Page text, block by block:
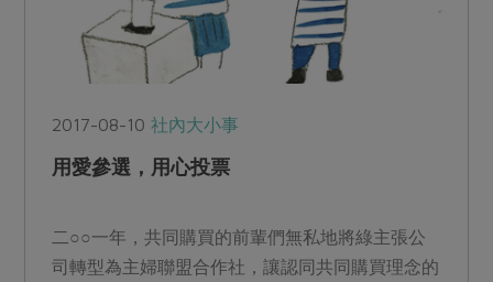
2017-08-10社內大小事
用愛參選，用心投票
二○○一年，共同購買的前輩們無私地將綠主張公
司轉型為主婦聯盟合作社，讓認同共同購買理念的